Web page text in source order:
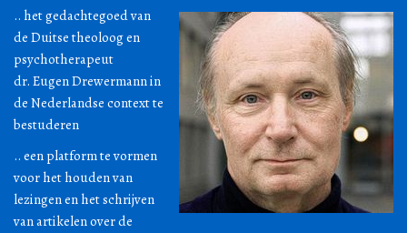
.. het gedachtegoed van
de Duitse theoloog en
psychotherapeut
dr. Eugen Drewermann in
de Nederlandse context te
bestuderen
.. een platform te vormen
voor het houden van
lezingen en het schrijven
van artikelen over de